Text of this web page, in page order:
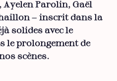
Ayelen Parolin, Gaël
− inscrit dans la
solides avec le
le prolongement de
scènes.